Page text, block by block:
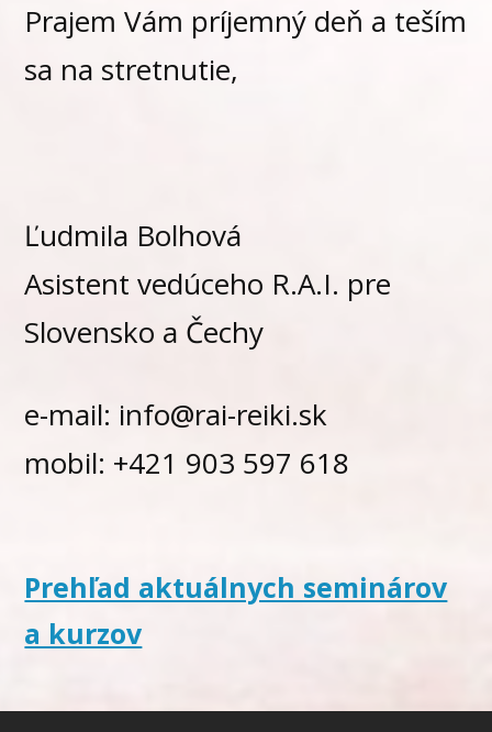
Prajem Vám príjemný deň a teším
sa na stretnutie,
Ľudmila Bolhová
Asistent vedúceho R.A.I. pre
Slovensko a Čechy
e-mail: info@rai-reiki.sk
mobil: +421 903 597 618
Prehľad aktuálnych seminárov
a kurzov